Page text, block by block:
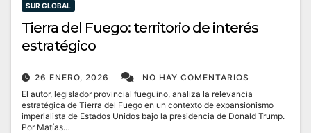
SUR GLOBAL
Tierra del Fuego: territorio de interés
estratégico
26 ENERO, 2026
NO HAY COMENTARIOS
El autor, legislador provincial fueguino, analiza la relevancia
estratégica de Tierra del Fuego en un contexto de expansionismo
imperialista de Estados Unidos bajo la presidencia de Donald Trump.
Por Matías…